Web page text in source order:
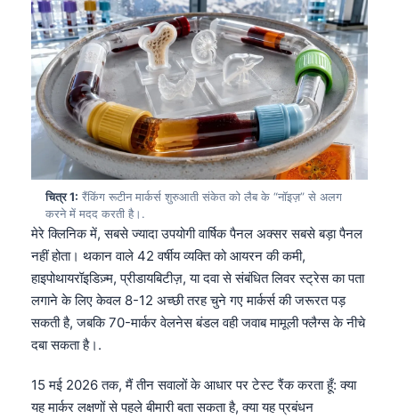
चित्र 1: रैंकिंग रूटीन मार्कर्स शुरुआती संकेत को लैब के “नॉइज़” से अलग
करने में मदद करती है।.
मेरे क्लिनिक में, सबसे ज्यादा उपयोगी वार्षिक पैनल अक्सर सबसे बड़ा पैनल
नहीं होता। थकान वाले 42 वर्षीय व्यक्ति को आयरन की कमी,
हाइपोथायरॉइडिज़्म, प्रीडायबिटीज़, या दवा से संबंधित लिवर स्ट्रेस का पता
लगाने के लिए केवल 8-12 अच्छी तरह चुने गए मार्कर्स की जरूरत पड़
सकती है, जबकि 70-मार्कर वेलनेस बंडल वही जवाब मामूली फ्लैग्स के नीचे
दबा सकता है।.
15 मई 2026 तक, मैं तीन सवालों के आधार पर टेस्ट रैंक करता हूँ: क्या
यह मार्कर लक्षणों से पहले बीमारी बता सकता है, क्या यह प्रबंधन